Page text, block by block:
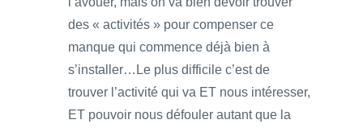
des « activités » pour compenser ce
manque qui commence déjà bien à
s’installer…Le plus difficile c’est de
trouver l’activité qui va ET nous intéresser,
ET pouvoir nous défouler autant que la